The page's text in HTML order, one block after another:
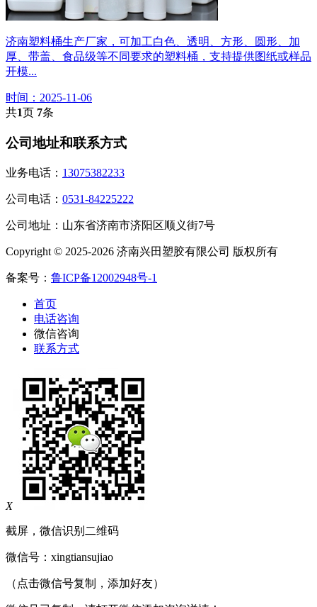
济南塑料桶生产厂家，可加工白色、透明、方形、圆形、加
厚、带盖、食品级等不同要求的塑料桶，支持提供图纸或样品
开模...
时间：2025-11-06
共1页 7条
公司地址和联系方式
业务电话： 13075382233
公司电话： 0531-84225222
公司地址：山东省济南市济阳区顺义街7号
Copyright © 2025-2026 济南兴田塑胶有限公司 版权所有
备案号： 鲁ICP备12002948号-1
首页
电话咨询
微信咨询
联系方式
X
截屏，微信识别二维码
微信号： xingtiansujiao
（点击微信号复制，添加好友）